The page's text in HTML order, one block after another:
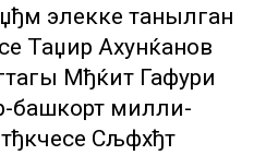
элекке танылган
Таџир Ахунќанов
Мђќит Гафури
башкорт милли-
Сљфхђт